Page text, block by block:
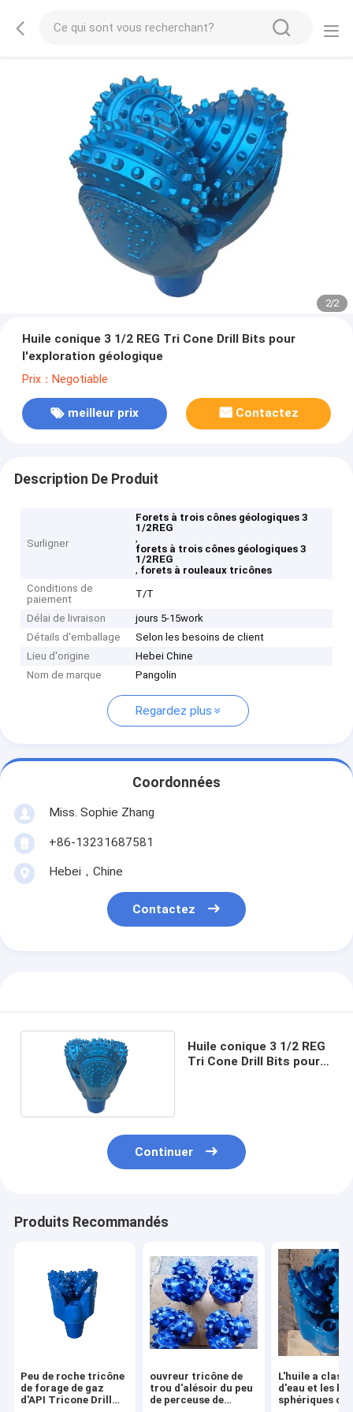
2/2
Huile conique 3 1/2 REG Tri Cone Drill Bits pour
l'exploration géologique
Prix：Negotiable
meilleur prix Contactez
Description De Produit
Surligner
Forets à trois cônes géologiques 3
1/2REG
,
forets à trois cônes géologiques 3
1/2REG
, forets à rouleaux tricônes
Conditions de
paiement
T/T
Délai de livraison
jours 5-15work
Détails d'emballage
Selon les besoins de client
Lieu d'origine
Hebei Chine
Nom de marque
Pangolin
Regardez plus
Coordonnées
Miss. Sophie Zhang
+86-13231687581
Hebei，Chine
Contactez
Huile conique 3 1/2 REG
Tri Cone Drill Bits pour
Continuer
Produits Recommandés
Peu de roche tricône
de forage de gaz
d'API Tricone Drill
ouvreur tricône de
trou d'alésoir du peu
de perceuse de
L'huile a
d'eau et les
sphériques de